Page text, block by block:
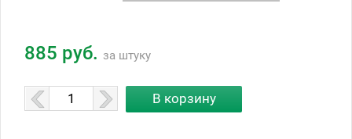
885 руб. за штуку